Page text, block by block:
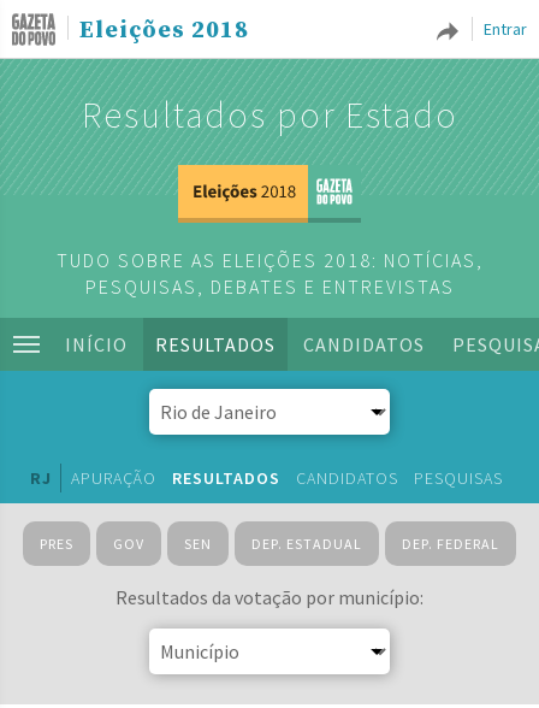
Entrar
Eleições 2018
Resultados por Estado
TUDO SOBRE AS ELEIÇÕES 2018: NOTÍCIAS,
PESQUISAS, DEBATES E ENTREVISTAS
INÍCIO RESULTADOS CANDIDATOS
RJ APURAÇÃO RESULTADOS CANDIDATOS PESQUISAS
PRES GOV SEN DEP. ESTADUAL DEP. FEDERAL
Resultados da votação por município: